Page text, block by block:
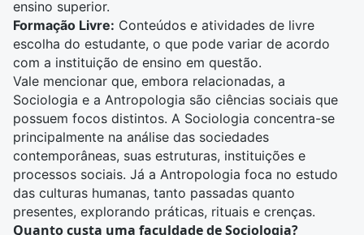
ensino superior.
Formação Livre: Conteúdos e atividades de livre
escolha do estudante, o que pode variar de acordo
com a instituição de ensino em questão.
Vale mencionar que, embora relacionadas, a
Sociologia e a Antropologia são ciências sociais que
possuem focos distintos. A Sociologia concentra-se
principalmente na análise das sociedades
contemporâneas, suas estruturas, instituições e
processos sociais. Já a Antropologia foca no estudo
das culturas humanas, tanto passadas quanto
presentes, explorando práticas, rituais e crenças.
Quanto custa uma faculdade de Sociologia?